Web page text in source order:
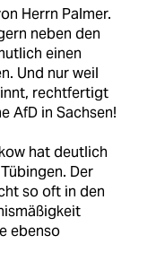
Herrn Palmer.
neben den
einen
Und nur weil
rechtfertigt
AfD in Sachsen!
hat deutlich
Der
so oft in den
ebenso